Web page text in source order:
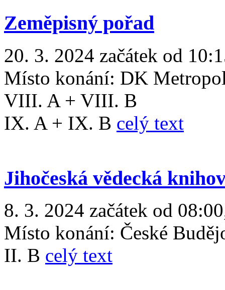
Zeměpisný pořad
20. 3. 2024 začátek od
Místo konání: DK
VIII. A + VIII. B
IX. A + IX. B celý text
Jihočeská vědecká
8. 3. 2024 začátek od
Místo konání: České
II. B celý text